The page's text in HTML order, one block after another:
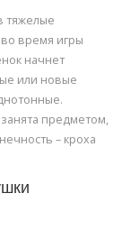
тяжелые
время игры
начнет
или новые
предметом,
– кроха